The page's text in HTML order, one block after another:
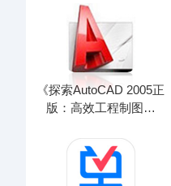
《探索AutoCAD 2005正
版：高效工程制图工